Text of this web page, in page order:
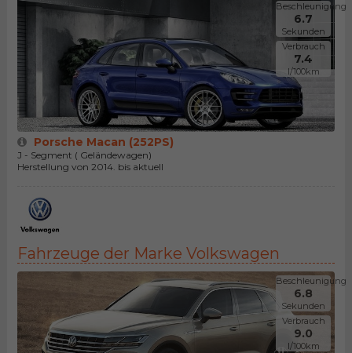
Beschleunigung
6.7
Sekunden
Verbrauch
7.4
l/100km
Porsche Macan (252PS)
J - Segment ( Geländewagen)
Herstellung von 2014. bis aktuell
Fahrzeuge der Marke Volkswagen
Beschleunigung
6.8
Sekunden
Verbrauch
9.0
l/100km